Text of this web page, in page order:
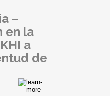
–
en la
a
de